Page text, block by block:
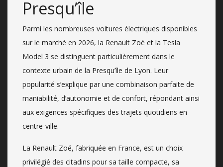
Presqu’île
Parmi les nombreuses voitures électriques disponibles
sur le marché en 2026, la Renault Zoé et la Tesla
Model 3 se distinguent particulièrement dans le
contexte urbain de la Presqu’île de Lyon. Leur
popularité s’explique par une combinaison parfaite de
maniabilité, d’autonomie et de confort, répondant ainsi
aux exigences spécifiques des trajets quotidiens en
centre-ville.
La Renault Zoé, fabriquée en France, est un choix
privilégié des citadins pour sa taille compacte, sa